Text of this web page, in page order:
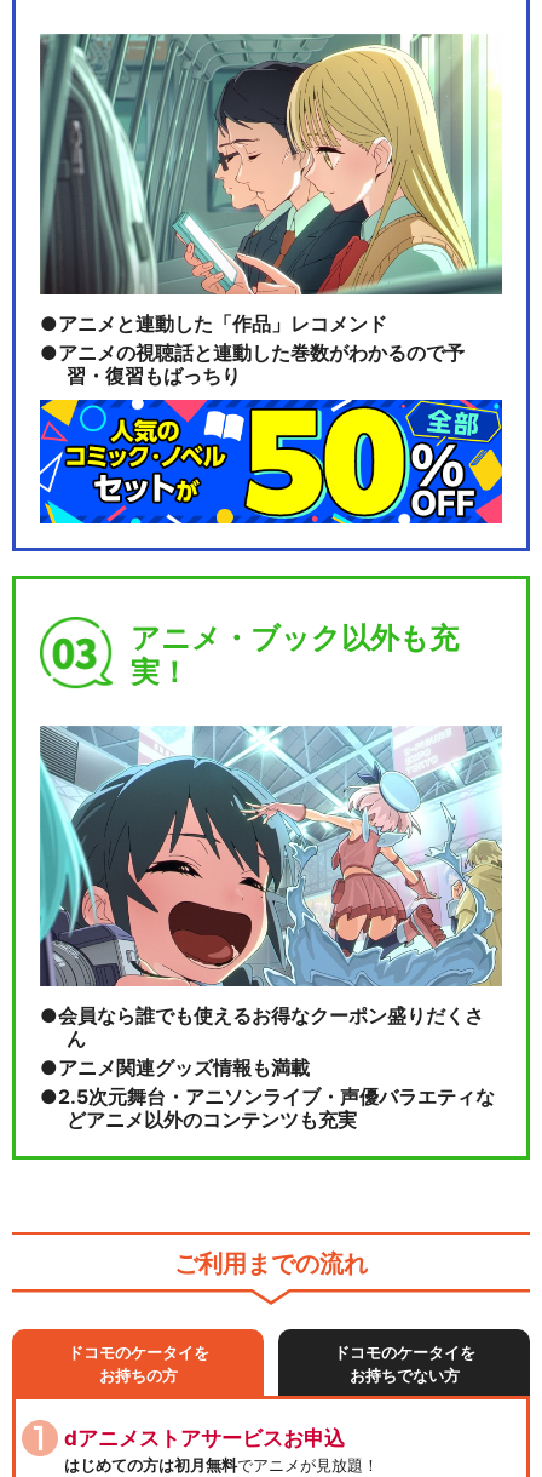
アニメと連動した「作品」レコメンド
アニメの視聴話と連動した巻数がわかるので予
習・復習もばっちり
アニメ・ブック以外も充
実！
会員なら誰でも使えるお得なクーポン盛りだくさ
ん
アニメ関連グッズ情報も満載
2.5次元舞台・アニソンライブ・声優バラエティな
どアニメ以外のコンテンツも充実
ご利用までの流れ
ドコモのケータイを
お持ちの方
ドコモのケータイを
お持ちでない方
dアニメストアサービスお申込
はじめての方は初月無料でアニメが見放題！